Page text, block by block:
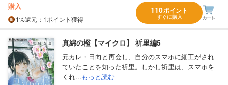
購入
1%還元 ：1ポイント獲得
110ポイント
すぐに購入
真綿の檻【マイクロ】 祈里編5
元カレ・日向と再会し、自分のスマホに細工がされ
ていたことを知った祈里。しかし祈里は、スマホを
くれ...もっと読む